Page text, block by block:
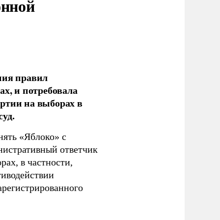
правил
и потребовала
на выборах в
«Яблоко» с
ответчик
в частности,